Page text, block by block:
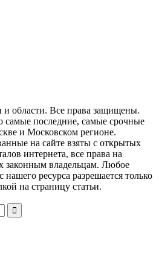
области. Все права защищены.
самые последние, самые срочные
и Московском регионе.
на сайте взяты с открытых
интернета, все права на
законным владельцам. Любое
ресурса разрешается только
на страницу статьи.